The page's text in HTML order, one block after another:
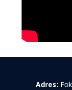
Adres: